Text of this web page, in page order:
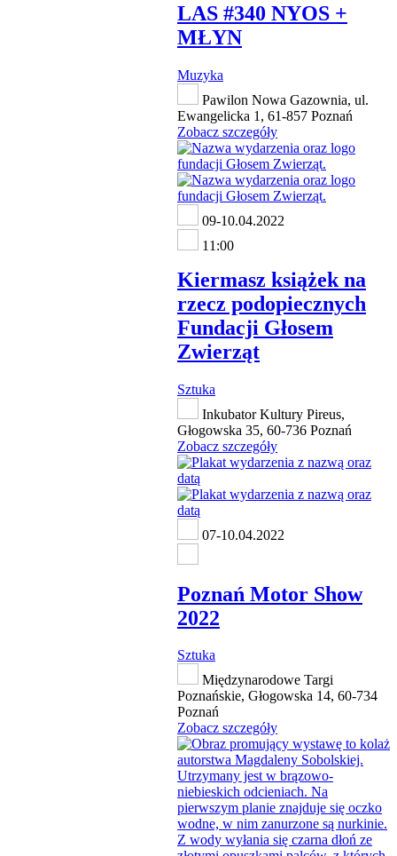
LAS #340 NYOS +
MŁYN
Muzyka
Pawilon Nowa Gazownia, ul.
Ewangelicka 1, 61-857 Poznań
Zobacz szczegóły
09-10.04.2022
11:00
Kiermasz książek na
rzecz podopiecznych
Fundacji Głosem
Zwierząt
Sztuka
Inkubator Kultury Pireus,
Głogowska 35, 60-736 Poznań
Zobacz szczegóły
07-10.04.2022
Poznań Motor Show
2022
Sztuka
Międzynarodowe Targi
Poznańskie, Głogowska 14, 60-734
Poznań
Zobacz szczegóły